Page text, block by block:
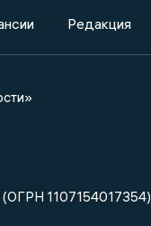
Редакция
1107154017354)